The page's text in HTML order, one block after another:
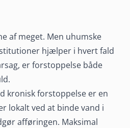
af meget. Men uhumske
hjælper i hvert fald
er forstoppelse både
kronisk forstoppelse er en
lokalt ved at binde vand i
afføringen. Maksimal